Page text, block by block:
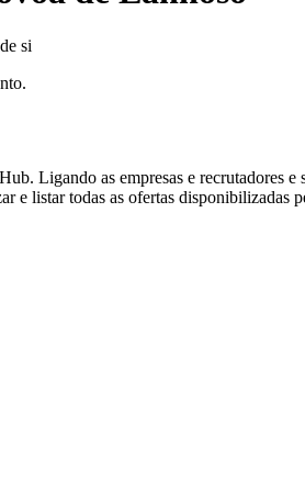
si
Ligando as empresas e recrutadores
e listar todas as ofertas disponibilizadas